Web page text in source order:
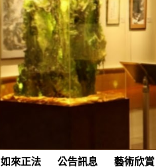
如來正法 公告訊息 藝術欣賞